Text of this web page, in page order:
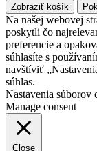
Zobraziť košík
Na našej webovej
poskytli čo
preferencie a
súhlasíte s
navštíviť
súhlas.
Nastavenia súborov
Manage consent
Close